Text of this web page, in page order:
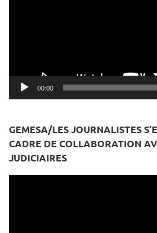
00:00
GEMESA/LES JOURNALISTES
CADRE DE COLLABORATION
JUDICIAIRES